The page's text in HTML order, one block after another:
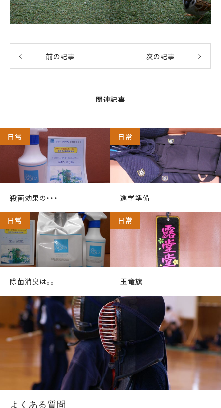
前の記事 次の記事
関連記事
日常
殺菌効果の・・・
日常
進学準備
日常
除菌消臭は。。
日常
玉竜旗
よくある質問